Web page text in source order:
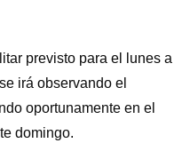
previsto para el lunes a
irá observando el
oportunamente en el
domingo.